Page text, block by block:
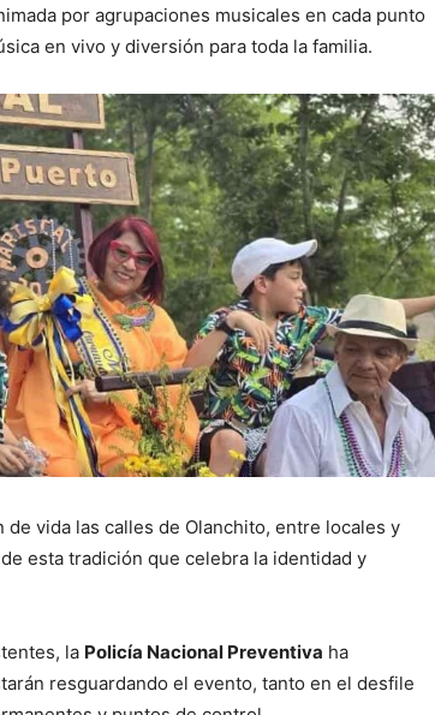
por agrupaciones musicales en cada punto
en vivo y diversión para toda la familia.
de vida las calles de Olanchito, entre locales y
esta tradición que celebra la identidad y
la Policía Nacional Preventiva ha
resguardando el evento, tanto en el desfile